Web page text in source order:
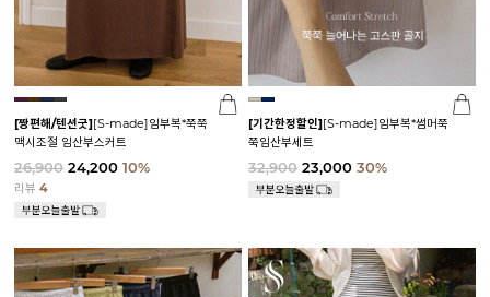
[짱편해/텐션굿][S-made]임부복*쭉쭉
맥시조절 임산부스커트
26,900 24,200 10%
리뷰 4
[기간한정할인][S-made]임부복*썸머쭉
쭉임산부세트
32,900 23,000 30%